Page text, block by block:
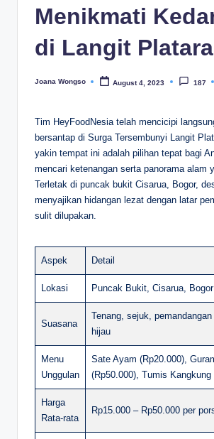
Menikmati
di Langit
Posted
Joana Wongso August 4, 2023 187
Tim HeyFoodNesia telah mencicipi
bersantap di Surga Tersembunyi Langit
yakin tempat ini adalah pilihan tepat bagi
mencari ketenangan serta panorama alam
Terletak di puncak bukit Cisarua, Bogor,
menyajikan hidangan lezat dengan latar
sulit dilupakan.
Aspek Detail
Lokasi Puncak Bukit, Cisarua, Bogor
Suasana
Tenang, sejuk,
hijau
Menu
Unggulan
Sate Ayam (Rp20.000),
(Rp50.000), Tumis Kangkung
Harga
Rata-rata
Rp15.000 – Rp50.000 per